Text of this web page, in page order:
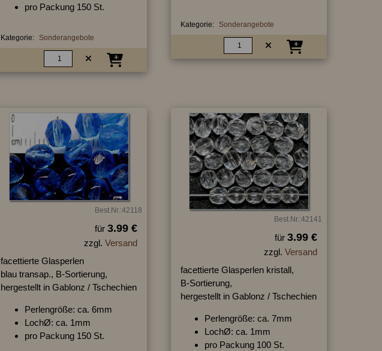
pro Packung 150 St.
Kategorie: Sonderangebote
Kategorie: Sonderangebote
Best.Nr.:42118
für 3.99 €
zzgl. Versand
facettierte Glasperlen
blau transap., B-Sortierung,
hergestellt in Gablonz / Tschechien
Perlengröße: ca. 6mm
LochØ: ca. 1mm
pro Packung 150 St.
Best.Nr.:42141
für 3.99 €
zzgl. Versand
facettierte Glasperlen kristall,
B-Sortierung,
hergestellt in Gablonz / Tschechien
Perlengröße: ca. 7mm
LochØ: ca. 1mm
pro Packung 100 St.